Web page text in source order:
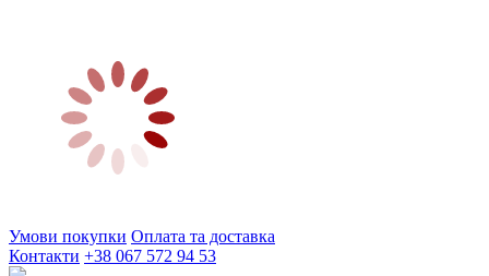
Умови покупки Оплата та доставка
Контакти +38 067 572 94 53